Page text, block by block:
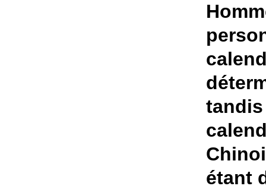
étant